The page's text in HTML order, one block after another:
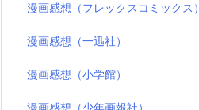
漫画感想（フレックスコミックス）
漫画感想（一迅社）
漫画感想（小学館）